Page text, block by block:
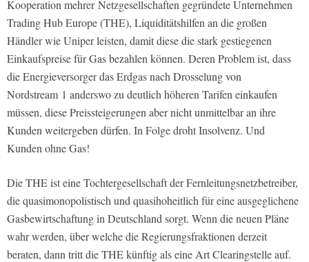
Kooperation mehrer Netzgesellschaften gegründete Unternehmen
Trading Hub Europe (THE), Liquiditätshilfen an die großen
Händler wieUniperleisten, damit diese die stark gestiegenen
Einkaufspreise für Gas bezahlen können. Deren Problem ist, dass
die Energieversorger das Erdgas nach Drosselung von
Nordstream 1 anderswo zu deutlich höheren Tarifen einkaufen
müssen, diese Preissteigerungen aber nicht unmittelbar an ihre
Kunden weitergeben dürfen. In Folge droht Insolvenz. Und
Kunden ohne Gas!
Die THE ist eine Tochtergesellschaft der Fernleitungsnetzbetreiber,
die quasimonopolistisch und quasihoheitlich für eine ausgeglichene
Gasbewirtschaftung in Deutschland sorgt. Wenn die neuen Pläne
wahr werden, über welche die Regierungsfraktionen derzeit
beraten, dann tritt die THE künftig als eine Art Clearingstelle auf.